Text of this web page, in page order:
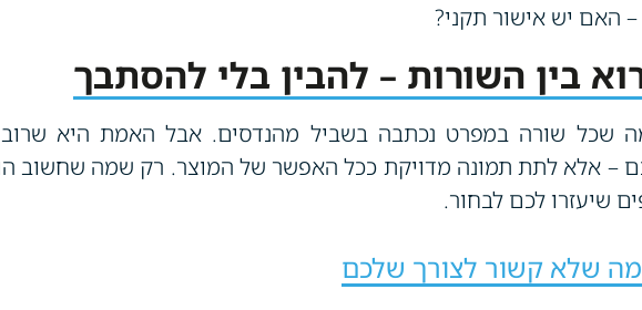
האם יש אישור תקני?
בין השורות – להבין בלי להסתבך
שכל שורה במפרט נכתבה בשביל מהנדסים. אבל האמת היא שרוב
– אלא לתת תמונה מדויקת ככל האפשר של המוצר. רק שמה שחשוב
שיעזרו לכם לבחור.
שלא קשור לצורך שלכם